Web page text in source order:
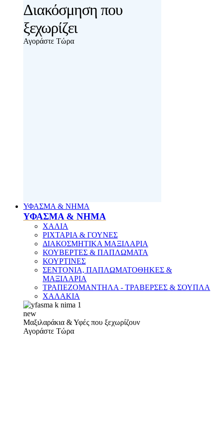
Διακόσμηση που
ξεχωρίζει
Αγοράστε Τώρα
ΥΦΑΣΜΑ & ΝΗΜΑ
ΥΦΑΣΜΑ & ΝΗΜΑ
ΧΑΛΙΑ
ΡΙΧΤΑΡΙΑ & ΓΟΥΝΕΣ
ΔΙΑΚΟΣΜΗΤΙΚΑ ΜΑΞΙΛΑΡΙΑ
ΚΟΥΒΕΡΤΕΣ & ΠΑΠΛΩΜΑΤΑ
ΚΟΥΡΤΙΝΕΣ
ΣΕΝΤΟΝΙΑ, ΠΑΠΛΩΜΑΤΟΘΗΚΕΣ &
ΜΑΞΙΛΑΡΙΑ
ΤΡΑΠΕΖΟΜΑΝΤΗΛΑ - ΤΡΑΒΕΡΣΕΣ & ΣΟΥΠΛΑ
ΧΑΛΑΚΙΑ
new
Μαξιλαράκια & Υφές που ξεχωρίζουν
Αγοράστε Τώρα